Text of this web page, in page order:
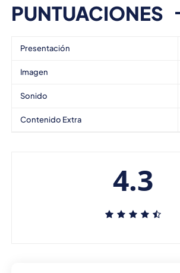
PUNTUACIONES
Presentación
Imagen
Sonido
Contenido Extra
4.3